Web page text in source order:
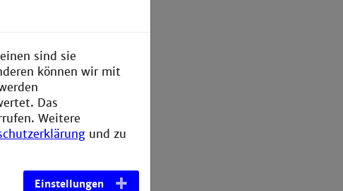
sind sie
können wir mit
Das
Weitere
und zu
Einstellungen